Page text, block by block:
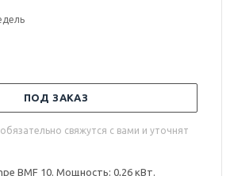
ПОД ЗАКАЗ
свяжутся с вами и уточнят
BMF 10. Мощность: 0,26 кВт.